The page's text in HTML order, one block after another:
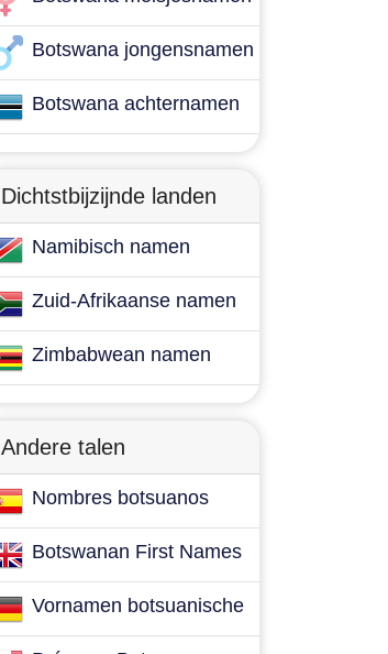
Botswana jongensnamen
Botswana achternamen
Dichtstbijzijnde landen
Namibisch namen
Zuid-Afrikaanse namen
Zimbabwean namen
Andere talen
Nombres botsuanos
Botswanan First Names
Vornamen botsuanische